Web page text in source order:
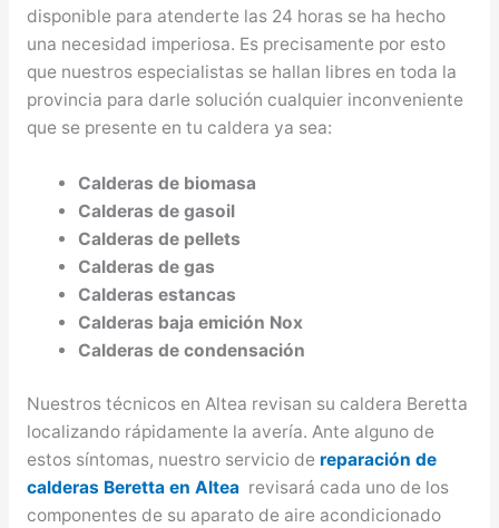
disponible para atenderte las 24 horas se ha hecho
una necesidad imperiosa. Es precisamente por esto
que nuestros especialistas se hallan libres en toda la
provincia para darle solución cualquier inconveniente
que se presente en tu caldera ya sea:
Calderas de biomasa
Calderas de gasoil
Calderas de pellets
Calderas de gas
Calderas estancas
Calderas baja emición Nox
Calderas de condensación
Nuestros técnicos en Altea revisan su caldera Beretta
localizando rápidamente la avería. Ante alguno de
estos síntomas, nuestro servicio de reparación de
calderas Beretta en Altea revisará cada uno de los
componentes de su aparato de aire acondicionado